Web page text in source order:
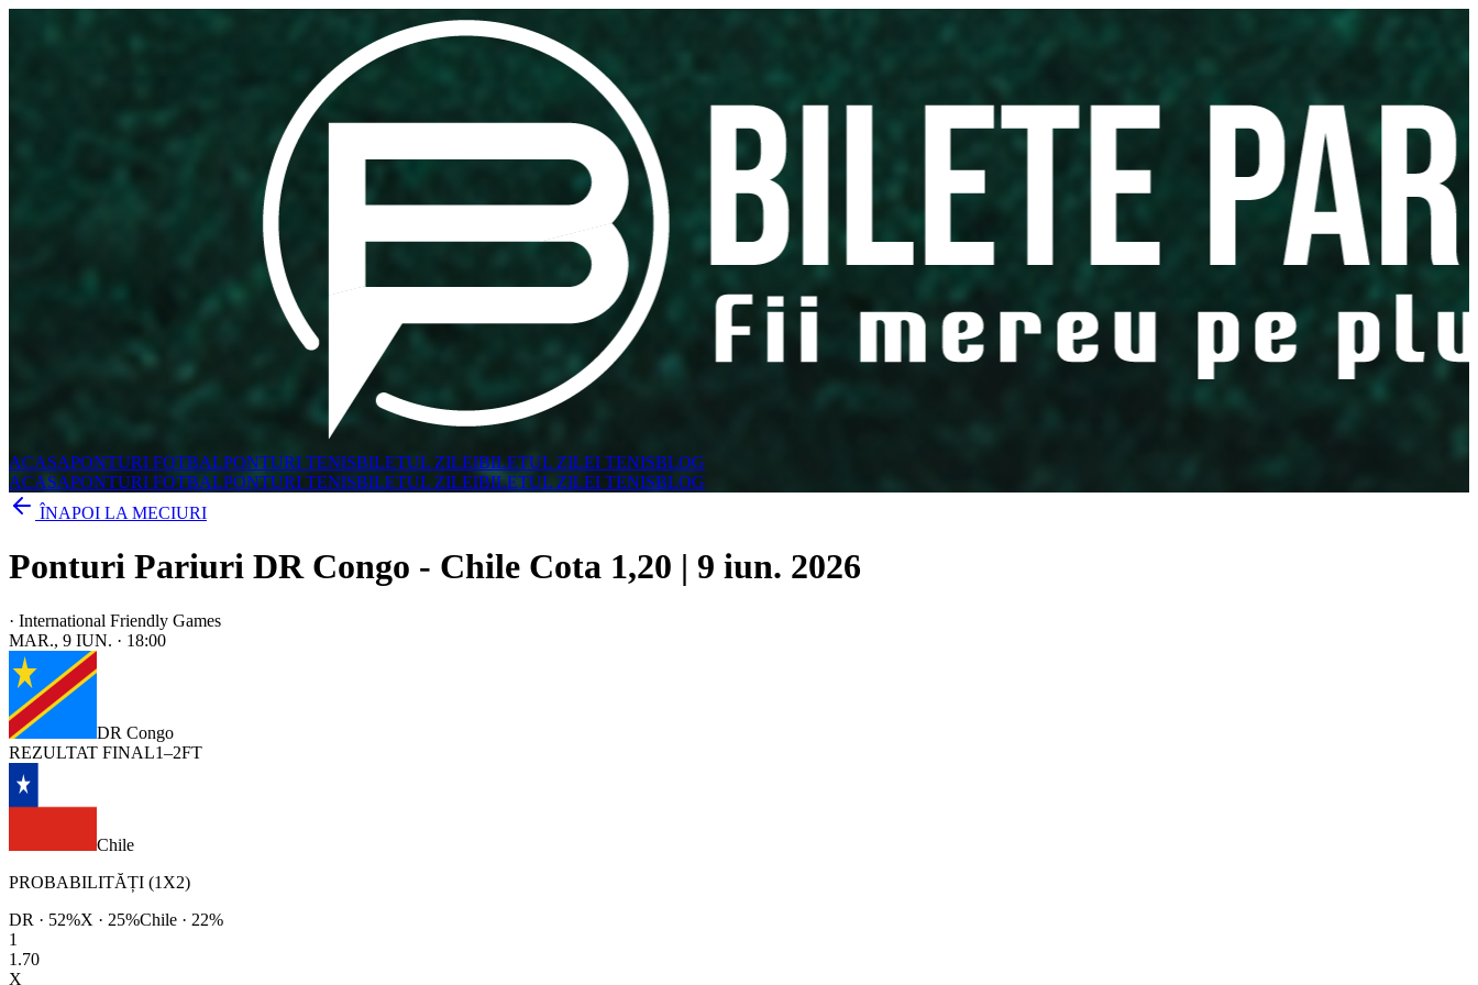
ACASAPONTURI FOTBALPONTURI TENISBILETUL ZILEIBILETUL ZILEI TENISBLOG
ACASAPONTURI FOTBALPONTURI TENISBILETUL ZILEIBILETUL ZILEI TENISBLOG
ÎNAPOI LA MECIURI
Ponturi Pariuri DR Congo - Chile Cota 1,20 | 9 iun. 2026
· International Friendly Games
MAR., 9 IUN. · 18:00
DR Congo
REZULTAT FINAL1–2FT
Chile
PROBABILITĂȚI (1X2)
DR · 52%X · 25%Chile · 22%
1
1.70
X